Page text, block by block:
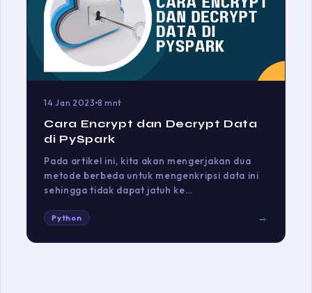
14 Jan 2023 8 mnt
Cara Encrypt dan Decrypt Data
di PySpark
Pada artikel ini, kita akan mengerjakan dua
metode berbeda untuk mengenkripsi data ini
sehingga tidak dapat jatuh ke…
Python →